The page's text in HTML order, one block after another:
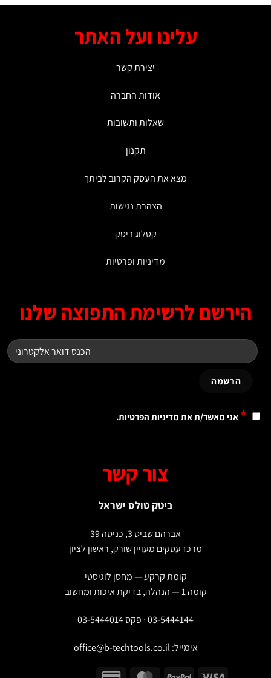
עלינו ועל האתר
יצירת קשר
אודות החברה
שאלות ותשובות
מצא את העסק הקרוב לביתך
הצהרת נגישות
קטלוג ביטק
מדיניות ופרטיות
לרשימת התפוצה שלנו
אני מאשר/ת אתמדיניות הפרטיות.
צור קשר
ביטק טולס ישראל
אברהם שביט 3, כניסה 39
מרכז עסקים מעויין שורק, ראשון לציון
קומת קרקע — מחסן לוגיסטי
03-5444144 · פקס 03-5444014
אימייל:office@b-techtools.co.il